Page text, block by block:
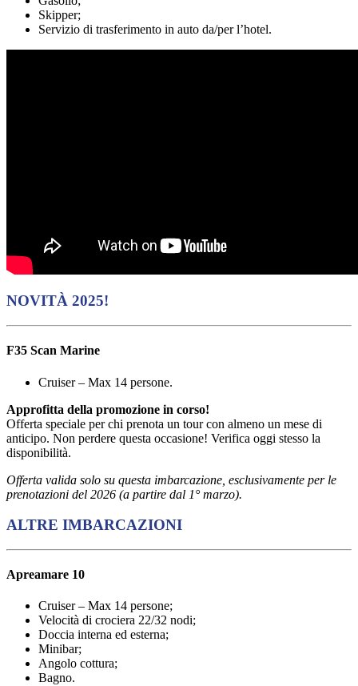
Skipper;
Servizio di trasferimento in auto da/per l’hotel.
NOVITÀ 2025!
F35 Scan Marine
Cruiser – Max 14 persone.
Approfitta della promozione in corso!
Offerta speciale per chi prenota un tour con almeno un mese di
anticipo. Non perdere questa occasione! Verifica oggi stesso la
disponibilità.
Offerta valida solo su questa imbarcazione, esclusivamente per le
prenotazioni del 2026 (a partire dal 1° marzo).
ALTRE IMBARCAZIONI
Apreamare 10
Cruiser – Max 14 persone;
Velocità di crociera 22/32 nodi;
Doccia interna ed esterna;
Minibar;
Angolo cottura;
Bagno.